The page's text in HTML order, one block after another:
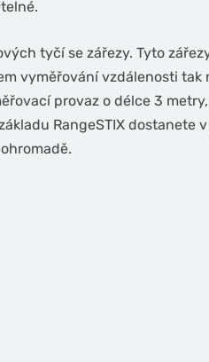
tyčí se zářezy. Tyto
vyměřování vzdálenosti
provaz o délce 3
RangeSTIX dostanete